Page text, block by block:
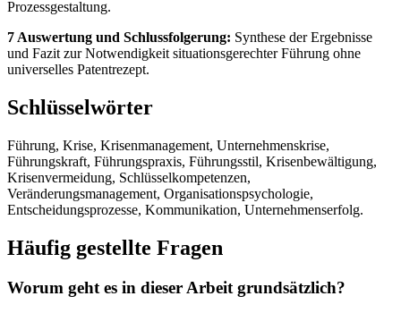
Prozessgestaltung.
7 Auswertung und Schlussfolgerung: Synthese der Ergebnisse
und Fazit zur Notwendigkeit situationsgerechter Führung ohne
universelles Patentrezept.
Schlüsselwörter
Führung, Krise, Krisenmanagement, Unternehmenskrise,
Führungskraft, Führungspraxis, Führungsstil, Krisenbewältigung,
Krisenvermeidung, Schlüsselkompetenzen,
Veränderungsmanagement, Organisationspsychologie,
Entscheidungsprozesse, Kommunikation, Unternehmenserfolg.
Häufig gestellte Fragen
Worum geht es in dieser Arbeit grundsätzlich?